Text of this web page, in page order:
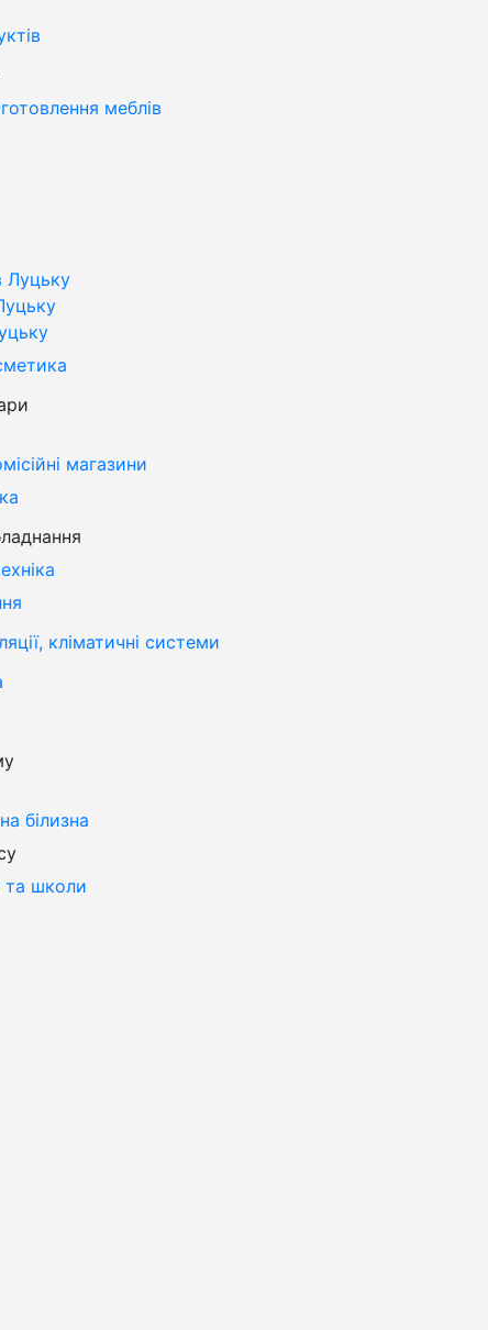
меблів
Луцьку
магазини
кліматичні системи
білизна
та школи